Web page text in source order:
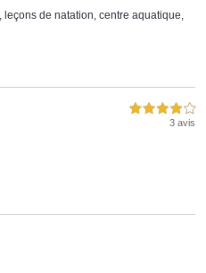
leçons de natation centre aquatique
4,0 étoiles sur 5
3 avis